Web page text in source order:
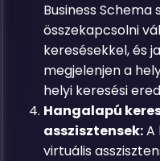
Business
összekapcsolni
keresésekkel, és
megjelenjen a
helyi keresési
Hangalapú
asszisztensek:A
virtuális